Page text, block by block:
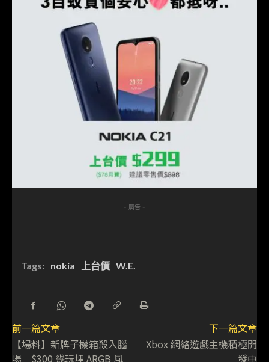
- 廣告 -
Tags: nokia 上台價 W.E.
前一篇文章
【場料】新牌子機箱殺入腦
場 $300 幾玩埋 ARGB 風
下一篇文章
Xbox 網絡遊戲主機積極開
發中